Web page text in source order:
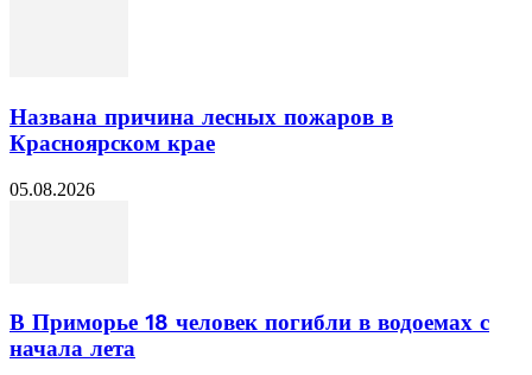
Названа причина лесных пожаров в
Красноярском крае
05.08.2026
В Приморье 18 человек погибли в водоемах с
начала лета